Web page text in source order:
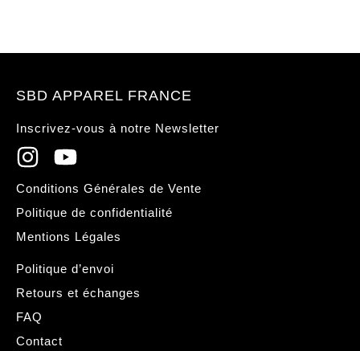
SBD APPAREL FRANCE
Inscrivez-vous à notre Newsletter
Conditions Générales de Vente
Politique de confidentialité
Mentions Légales
Politique d’envoi
Retours et échanges
FAQ
Contact